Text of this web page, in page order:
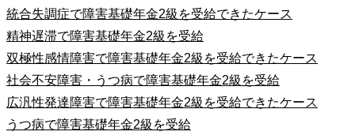
統合失調症で障害基礎年金2級を受給できたケース
精神遅滞で障害基礎年金2級を受給
双極性感情障害で障害基礎年金2級を受給できたケース
社会不安障害・うつ病で障害基礎年金2級を受給
広汎性発達障害で障害基礎年金2級を受給できたケース
うつ病で障害基礎年金2級を受給